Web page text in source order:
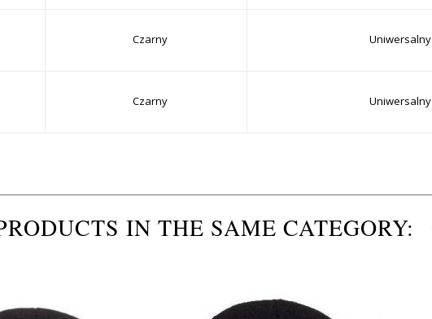
Czarny Uniwersalny
Czarny Uniwersalny
IN THE SAME CATEGORY: